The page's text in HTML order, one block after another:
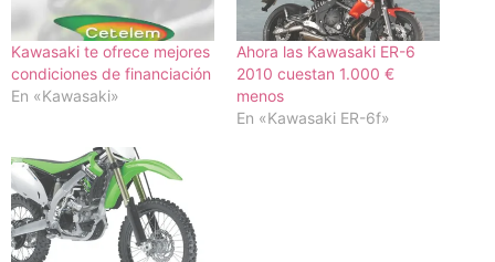
Kawasaki te ofrece mejores
condiciones de financiación
En «Kawasaki»
Ahora las Kawasaki ER-6
2010 cuestan 1.000 €
menos
En «Kawasaki ER-6f»